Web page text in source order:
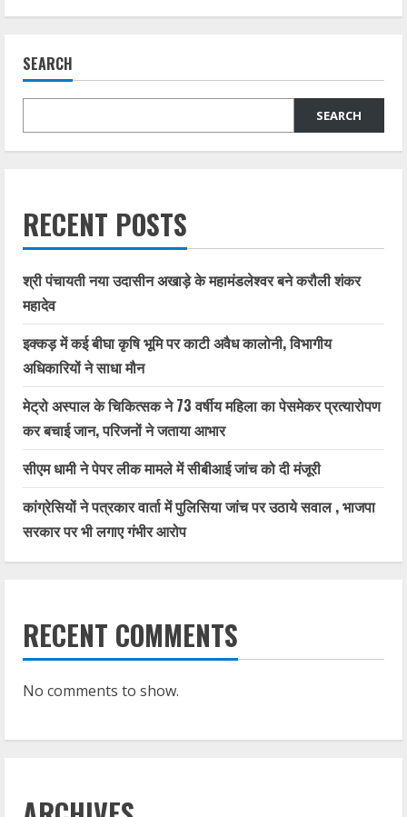
SEARCH
SEARCH
RECENT POSTS
श्री पंचायती नया उदासीन अखाड़े के महामंडलेश्वर बने करौली शंकर
महादेव
इक्कड़ में कई बीघा कृषि भूमि पर काटी अवैध कालोनी, विभागीय
अधिकारियों ने साधा मौन
मेट्रो अस्पाल के चिकित्सक ने 73 वर्षीय महिला का पेसमेकर प्रत्यारोपण
कर बचाई जान, परिजनों ने जताया आभार
सीएम धामी ने पेपर लीक मामले में सीबीआई जांच को दी मंजूरी
कांग्रेसियों ने पत्रकार वार्ता में पुलिसिया जांच पर उठाये सवाल , भाजपा
सरकार पर भी लगाए गंभीर आरोप
RECENT COMMENTS
No comments to show.